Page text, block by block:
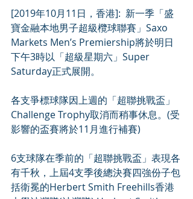
[2019年10月11日，香港]:  新一季「盛
寶金融本地男子超級欖球聯賽」Saxo
Markets Men’s Premiership將於明日
下午3時以「超級星期六」Super
Saturday正式展開。
各支爭標球隊因上週的「超聯挑戰盃」
Challenge Trophy取消而稍事休息。(受
影響的盃賽將於11月進行補賽)
6支球隊在季前的「超聯挑戰盃」表現各
有千秋，上屆4支季後總決賽四強份子包
括衛冕的Herbert Smith Freehills香港